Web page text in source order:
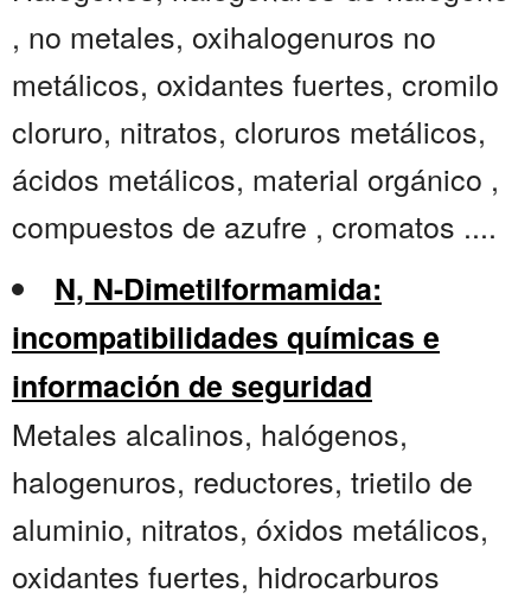
, no metales, oxihalogenuros no
metálicos, oxidantes fuertes, cromilo
cloruro, nitratos, cloruros metálicos,
ácidos metálicos, material orgánico ,
compuestos de azufre , cromatos ....
N, N-Dimetilformamida:
incompatibilidades químicas e
información de seguridad
Metales alcalinos, halógenos,
halogenuros, reductores, trietilo de
aluminio, nitratos, óxidos metálicos,
oxidantes fuertes, hidrocarburos